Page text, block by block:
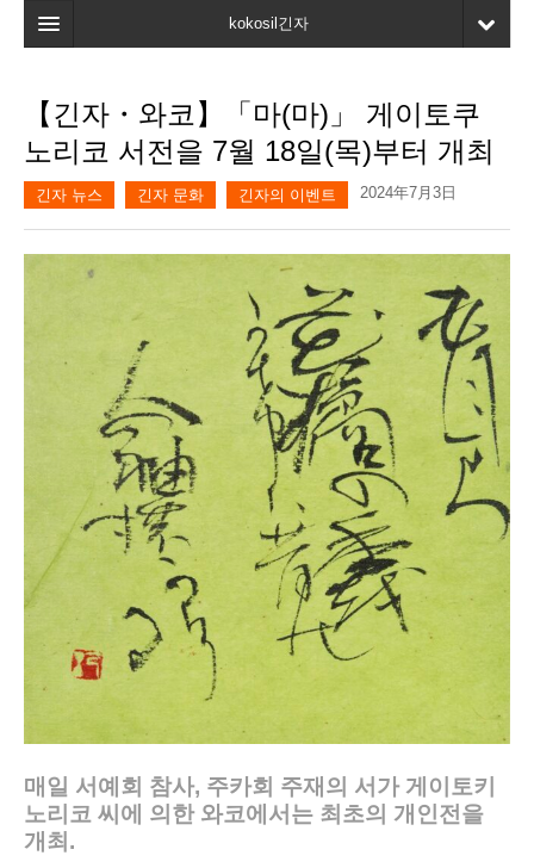
kokosil긴자
검색
최신정보
마이페이지
【긴자・와코】「마(마)」 게이토쿠
노리코 서전을 7월 18일(목)부터 개최
긴자 뉴스 긴자 문화 긴자의 이벤트 2024年7月3日
매일 서예회 참사, 주카회 주재의 서가 게이토키
노리코 씨에 의한 와코에서는 최초의 개인전을
개최.